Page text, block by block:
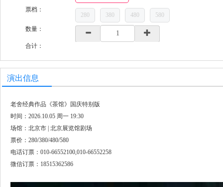
票档：
280 380 480
580
数量：
合计：
演出信息
老舍经典作品《茶馆》国庆特别版
时间：2026.10.05 周一 19:30
场馆：北京市 | 北京展览馆剧场
票价：280/380/480/580
电话订票：010-66552100,010-66552258
微信订票：18515362586